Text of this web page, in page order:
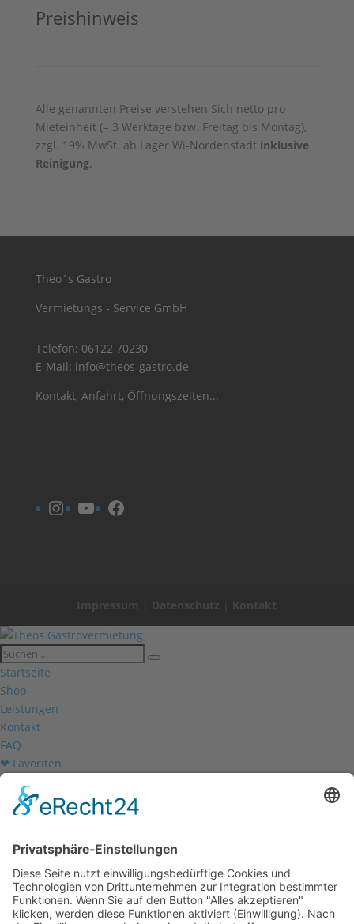
Preishinweis
Alle genannten Preise verstehen Sich netto pro
Mieteinheit (= 3 Werktage bzw. Freitag bis Montag),
zzgl. 19% MwSt. ab Lager Wi-Nordenstadt inklusive
Reinigung.
Theo´s Gastro
Vermietungs - Service GmbH
Telefon: 06122 70230
E-Mail: info@theos-gastro.de
Kontakt, Anfahrt, Öffnungszeiten...
Instagram
YouTubeFacebook
Impressum Datenschutz Kontakt
Startseite
Shop
Leistungen
Kontakt
FAQ
❤ Favoriten
Mein Konto
Betriebsferien
Wir befinden uns vom